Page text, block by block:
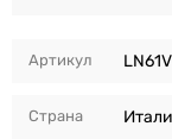
Артикул
Страна